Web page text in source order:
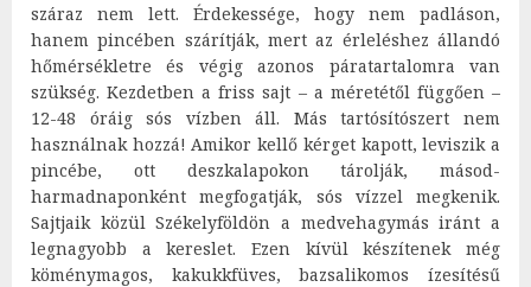
száraz nem lett. Érdekessége, hogy nem padláson,
hanem pincében szárítják, mert az érleléshez állandó
hőmérsékletre és végig azonos páratartalomra van
szükség. Kezdetben a friss sajt – a méretétől függően –
12-48 óráig sós vízben áll. Más tartósítószert nem
használnak hozzá! Amikor kellő kérget kapott, leviszik a
pincébe, ott deszkalapokon tárolják, másod-
harmadnaponként megfogatják, sós vízzel megkenik.
Sajtjaik közül Székelyföldön a medvehagymás iránt a
legnagyobb a kereslet. Ezen kívül készítenek még
köménymagos, kakukkfüves, bazsalikomos ízesítésű